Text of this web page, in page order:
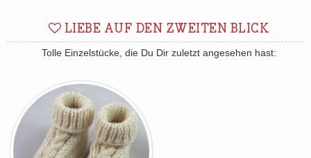
LIEBE AUF DEN ZWEITEN BLICK
Tolle Einzelstücke, die Du Dir zuletzt angesehen hast: